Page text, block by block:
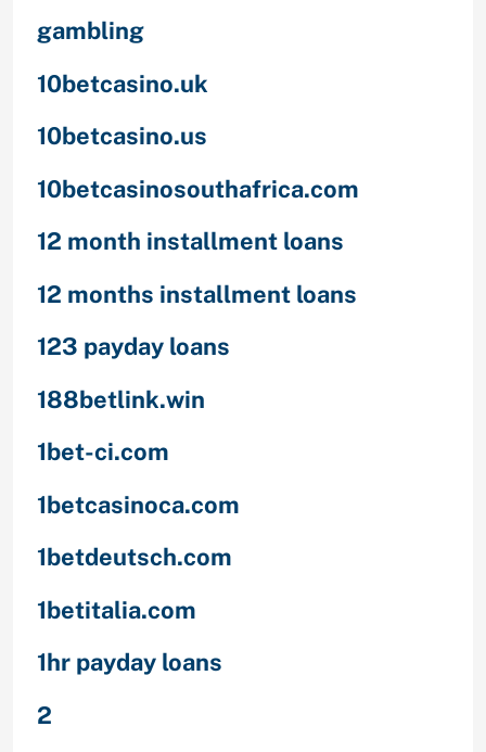
gambling
10betcasino.uk
10betcasino.us
10betcasinosouthafrica.com
12 month installment loans
12 months installment loans
123 payday loans
188betlink.win
1bet-ci.com
1betcasinoca.com
1betdeutsch.com
1betitalia.com
1hr payday loans
2